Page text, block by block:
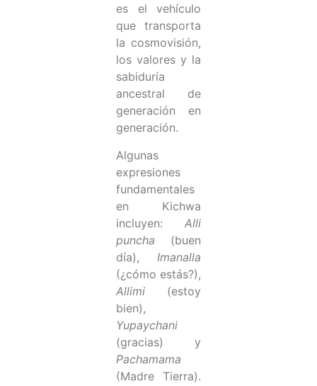
es el vehículo
que transporta
la cosmovisión,
los valores y la
sabiduría
ancestral de
generación en
generación.
Algunas
expresiones
fundamentales
en Kichwa
incluyen:Alli
puncha (buen
día), Imanalla
(¿cómo estás?),
Allimi(estoy
bien),
Yupaychani
(gracias) y
Pachamama
(Madre Tierra).